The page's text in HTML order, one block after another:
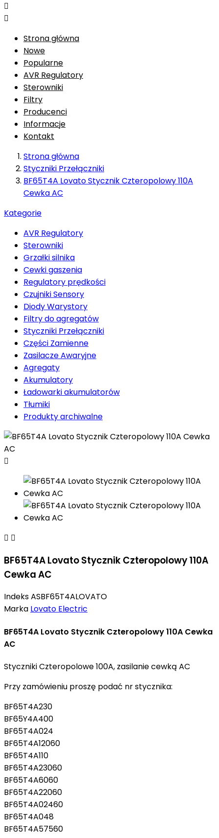


Strona główna
Nowe
Popularne
AVR Regulatory
Sterowniki
Filtry
Producenci
Informacje
Kontakt
Strona główna
Styczniki Przełączniki
BF65T4A Lovato Stycznik Czteropolowy 110A
Cewka AC
Kategorie
AVR Regulatory
Sterowniki
Grzałki silnika
Cewki gaszenia
Regulatory prędkości
Czujniki Sensory
Diody Warystory
Filtry do agregatów
Styczniki Przełączniki
Części Zamienne
Zasilacze Awaryjne
Agregaty
Akumulatory
Ładowarki akumulatorów
Tłumiki
Produkty archiwalne

 
BF65T4A Lovato Stycznik Czteropolowy 110A
Cewka AC
IndeksASBF65T4ALOVATO
Marka Lovato Electric
BF65T4A Lovato Stycznik Czteropolowy 110A Cewka
AC
Styczniki Czteropolowe 100A, zasilanie cewką AC
Przy zamówieniu proszę podać nr stycznika:
BF65T4A230
BF65Y4A400
BF65T4A024
BF65T4A12060
BF65T4A110
BF65T4A23060
BF65T4A6060
BF65T4A22060
BF65T4A02460
BF65T4A048
BF65T4A57560